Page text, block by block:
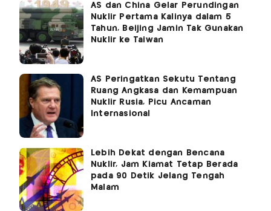
AS dan China Gelar Perundingan
Nuklir Pertama Kalinya dalam 5
Tahun, Beijing Jamin Tak Gunakan
Nuklir ke Taiwan
AS Peringatkan Sekutu Tentang
Ruang Angkasa dan Kemampuan
Nuklir Rusia, Picu Ancaman
Internasional
Lebih Dekat dengan Bencana
Nuklir, Jam Kiamat Tetap Berada
pada 90 Detik Jelang Tengah
Malam